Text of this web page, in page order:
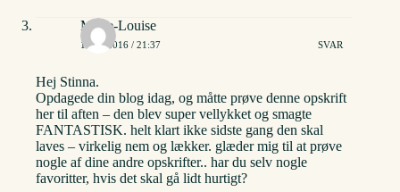
Marie-Louise
18/01/2016 / 21:37 SVAR
Hej Stinna.
Opdagede din blog idag, og måtte prøve denne opskrift
her til aften – den blev super vellykket og smagte
FANTASTISK. helt klart ikke sidste gang den skal
laves – virkelig nem og lækker. glæder mig til at prøve
nogle af dine andre opskrifter.. har du selv nogle
favoritter, hvis det skal gå lidt hurtigt?